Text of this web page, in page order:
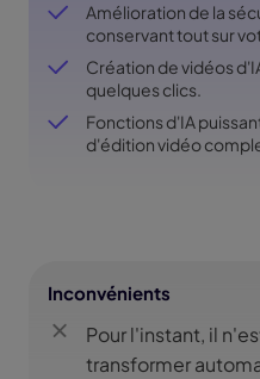
Amélioration de la
conservant tout sur
Création de vidéos
quelques clics.
Fonctions d'IA
d'édition vidéo
Inconvénients
Pour l'instant, il
transformer